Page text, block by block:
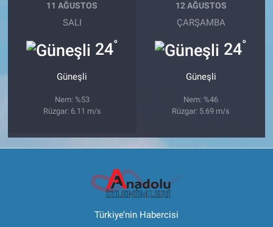
11 AĞUSTOS
SALI
24°
Güneşli
Nem: %53
Rüzgar: 6.11 m/s
12 AĞUSTOS
ÇARŞAMBA
24°
Güneşli
Nem: %46
Rüzgar: 5.69 m/s
Türkiye’nin Habercisi